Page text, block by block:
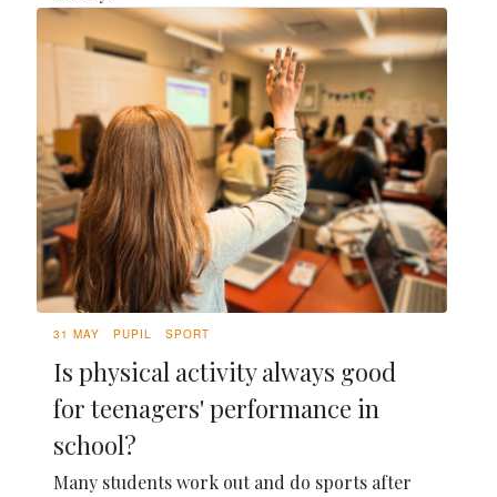
31 MAY PUPIL SPORT
Is physical activity always good
for teenagers' performance in
school?
Many students work out and do sports after